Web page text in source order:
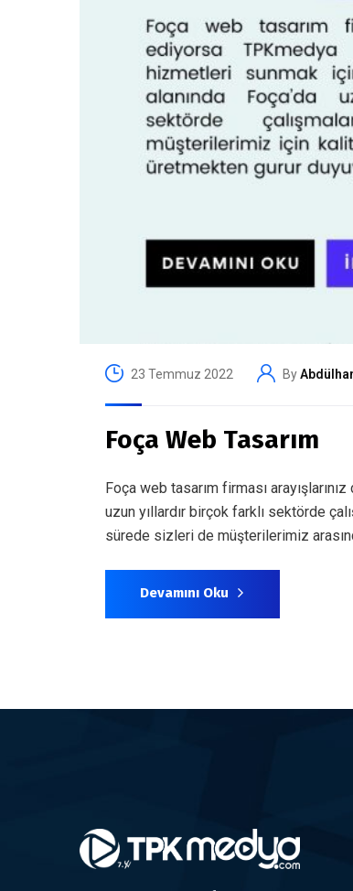
23 Temmuz 2022 By
Foça Web Tasarım
Foça web tasarım firması
uzun yıllardır birçok farklı sektörde
sürede sizleri de müşterilerimiz
Devamını Oku